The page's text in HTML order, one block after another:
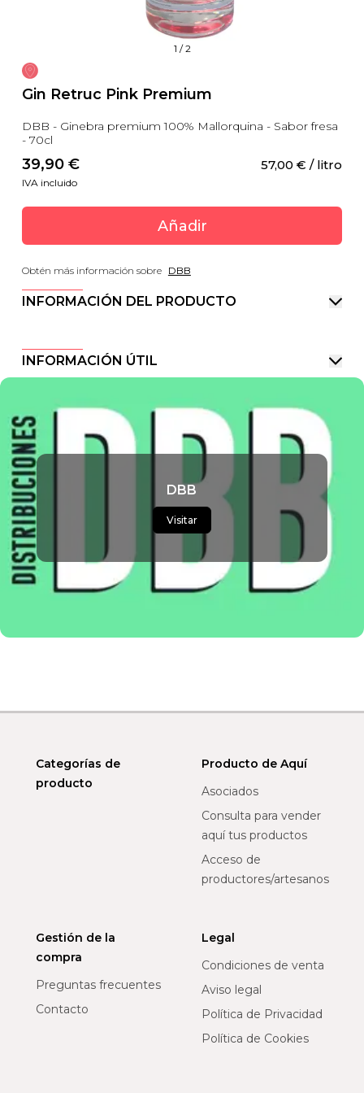
1 /2
Gin Retruc Pink Premium
DBB - Ginebra premium 100% Mallorquina - Sabor fresa
- 70cl
39,90 € 57,00 € / litro
IVA incluido
Añadir
Obtén más información sobre DBB
INFORMACIÓN DEL PRODUCTO
INFORMACIÓN ÚTIL
DBB
Visitar
Categorías de
producto
Producto de Aquí
Asociados
Consulta para vender
aquí tus productos
Acceso de
productores/artesanos
Gestión de la
compra
Preguntas frecuentes
Contacto
Legal
Condiciones de venta
Aviso legal
Política de Privacidad
Política de Cookies